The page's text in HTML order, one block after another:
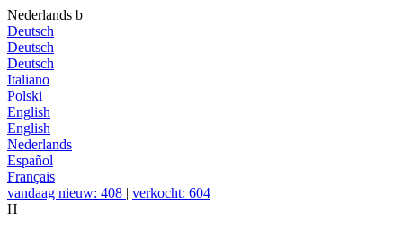
Nederlands b
Deutsch
Deutsch
Deutsch
Italiano
Polski
English
English
Nederlands
Español
Français
vandaag nieuw: 408 | verkocht: 604
H